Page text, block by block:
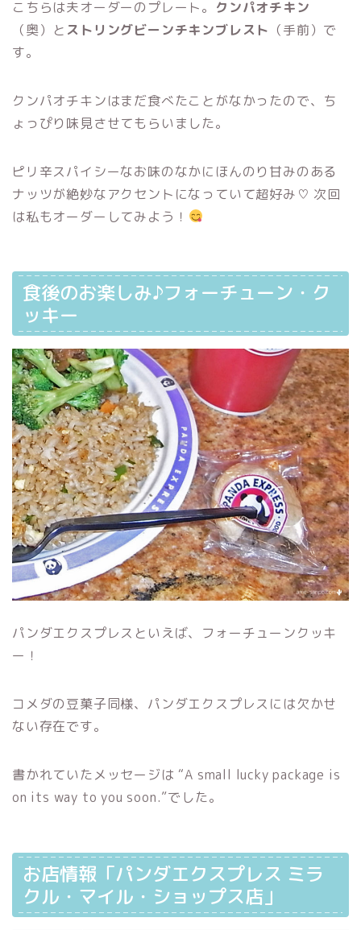
こちらは夫オーダーのプレート。 クンパオチキン
（奥）と ストリングビーンチキンブレスト （手前）で
す。
クンパオチキンはまだ食べたことがなかったので、ち
ょっぴり味見させてもらいました。
ピリ辛スパイシーなお味のなかにほんのり甘みのある
ナッツが絶妙なアクセントになっていて超好み♡ 次回
は私もオーダーしてみよう！
食後のお楽しみ♪フォーチューン・ク
ッキー
パンダエクスプレスといえば、フォーチューンクッキ
ー！
コメダの豆菓子同様、パンダエクスプレスには欠かせ
ない存在です。
書かれていたメッセージは “A small lucky package is
on its way to you soon.”でした。
お店情報「パンダエクスプレス ミラ
クル・マイル・ショップス店」